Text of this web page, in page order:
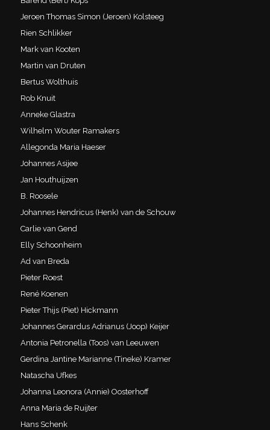
Jeroen Thomas Simon (Jeroen) Kolsteeg
Rien Schlikker
Mark van Kooten
Martin van Druten
Bertus Wolthuis
Rob Knuit
Anneke Glastra
Wilhelm Wouter Ramakers
Allegonda Maria Haeser
Johannes Asijee
Jan Houthuijzen
B. Roosele
Johannes Hendricus (Henk) van de Schouw
Carlie van Gend
Elly Schoonheim
Ad van Breda
Pieter Roest
René Koenen
Pieter Thijs (Piet) Hickmann
Johannes Gerardus Adrianus (Joop) Keijer
Antonia Petronella (Toos) van Leeuwen
Gerdina Jantine Marianne (Tineke) Kramer
Natascha Ufkes
Johanna Leonora (Annie) Oosterhoff
Anna Maria de Ruijter
Hans Schenk